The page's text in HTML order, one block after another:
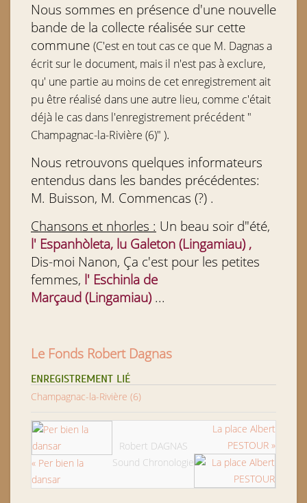
Nous sommes en présence d'une nouvelle
bande de la collecte réalisée sur cette
commune (C'est en tout cas ce que M. Dagnas a
écrit sur le document, mais il n'est pas à exclure,
qu' une partie au moins de cet enregistrement ait
pu être réalisé dans une autre lieu, comme c'était
déjà le cas dans l'enregistrement précédent "
Champagnac-la-Rivière (6)" ).
Nous retrouvons quelques informateurs
entendus dans les bandes précédentes:
M. Buisson, M. Commencas (?) .
Chansons et nhorles : Un beau soir d"été,
l' Espanhòleta, lu Galeton (Lingamiau) ,
Dis-moi Nanon, Ça c'est pour les petites
femmes, l' Eschinla de
Marçaud (Lingamiau)...
Le Fonds Robert Dagnas
ENREGISTREMENT LIÉ
Champagnac-la-Rivière (6)
« Per bien la
dansar
Robert DAGNAS
Sound Chronologie
La place Albert
PESTOUR »